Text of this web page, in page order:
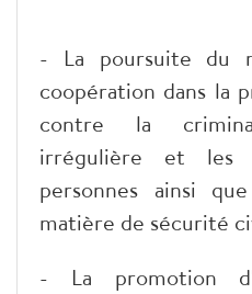
- La poursuite du
coopération dans la
contre la
irrégulière et les
personnes ainsi
matière de sécurité
- La promotion